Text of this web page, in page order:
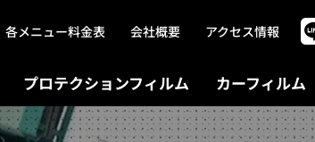
各メニュー料金表 会社概要 アクセス情報
プロテクションフィルム カーフィルム